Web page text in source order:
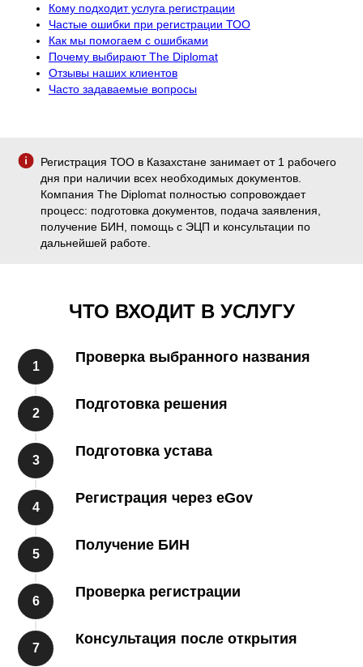
Кому подходит услуга регистрации
Частые ошибки при регистрации ТОО
Как мы помогаем с ошибками
Почему выбирают The Diplomat
Отзывы наших клиентов
Часто задаваемые вопросы
Регистрация ТОО в Казахстане занимает от 1 рабочего
дня при наличии всех необходимых документов.
Компания The Diplomat полностью сопровождает
процесс: подготовка документов, подача заявления,
получение БИН, помощь с ЭЦП и консультации по
дальнейшей работе.
ЧТО ВХОДИТ В УСЛУГУ
Проверка выбранного названия
Подготовка решения
Подготовка устава
Регистрация через eGov
Получение БИН
Проверка регистрации
Консультация после открытия